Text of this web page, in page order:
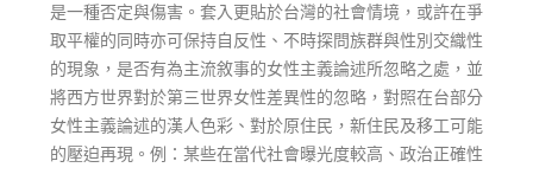
是一種否定與傷害。套入更貼於台灣的社會情境，或許在爭
取平權的同時亦可保持自反性、不時探問族群與性別交織性
的現象，是否有為主流敘事的女性主義論述所忽略之處，並
將西方世界對於第三世界女性差異性的忽略，對照在台部分
女性主義論述的漢人色彩、對於原住民，新住民及移工可能
的壓迫再現。例：某些在當代社會曝光度較高、政治正確性